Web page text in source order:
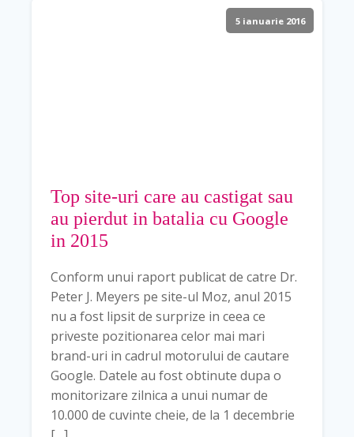
5 ianuarie 2016
Top site-uri care au castigat sau
au pierdut in batalia cu Google
in 2015
Conform unui raport publicat de catre Dr.
Peter J. Meyers pe site-ul Moz, anul 2015
nu a fost lipsit de surprize in ceea ce
priveste pozitionarea celor mai mari
brand-uri in cadrul motorului de cautare
Google. Datele au fost obtinute dupa o
monitorizare zilnica a unui numar de
10.000 de cuvinte cheie, de la 1 decembrie